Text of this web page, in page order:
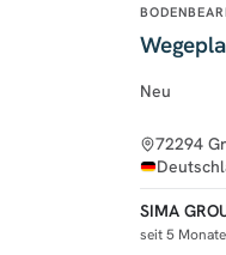
Neu
72294
SIMA
seit 5